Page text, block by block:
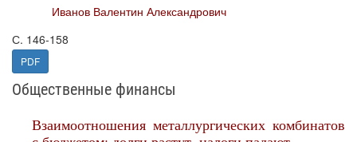
Иванов Валентин Александрович
С. 146-158
PDF
Общественные финансы
Взаимоотношения металлургических комбинатов